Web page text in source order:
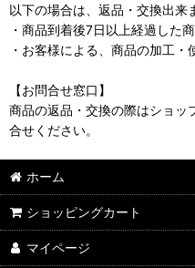
以下の場合は、返品・交換出来
・商品到着後7日以上経過した商
・お客様による、商品の加工・
【お問合せ窓口】
商品の返品・交換の際はショッ
合せください。
ホーム
ショッピングカート
マイページ